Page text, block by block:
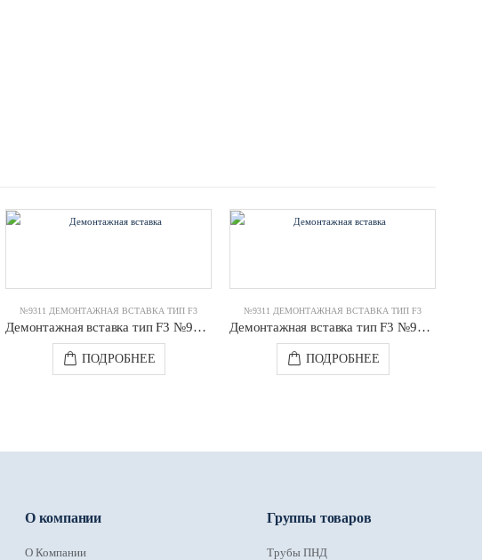
№9311 ДЕМОНТАЖНАЯ ВСТАВКА ТИП F3
Демонтажная вставка тип F3 №9311 DN0500 PN16 JAFAR
ПОДРОБНЕЕ
№9311 ДЕМОНТАЖНАЯ ВСТАВКА ТИП F3
Демонтажная вставка тип F3 №9311 DN0150 PN10/16 JAFAR
ПОДРОБНЕЕ
О компании
О Компании
Группы товаров
Трубы ПНД